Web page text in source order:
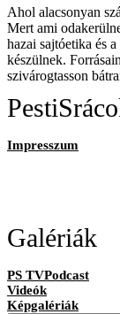
Ahol alacsonyan
Mert ami
hazai sajtóetika és
készülnek.
szivárogtasson
Impresszum
Galériák
PS TVPodcast
Videók
Képgalériák